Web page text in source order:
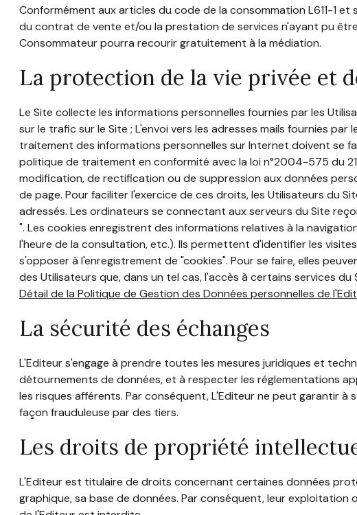
Conformément aux articles du code de la consommation L611-1
du contrat de vente et/ou la prestation de services n'ayant pu
Consommateur pourra recourir gratuitement à la médiation.
La protection de la vie privée et
Le Site collecte les informations personnelles fournies par les
sur le trafic sur le Site ; L'envoi vers les adresses mails fournies
traitement des informations personnelles sur Internet doivent se
politique de traitement en conformité avec la loi n°2004-575 du
modification, de rectification ou de suppression aux données
de page. Pour faciliter l'exercice de ces droits, les Utilisateurs du
adressés. Les ordinateurs se connectant aux serveurs du Site
". Les cookies enregistrent des informations relatives à la
l'heure de la consultation, etc.). Ils permettent d'identifier les
s'opposer à l'enregistrement de "cookies". Pour se faire, elles
des Utilisateurs que, dans un tel cas, l'accès à certains services
Détail de la Politique de Gestion des Données personnelles de
La sécurité des échanges
L'Editeur s'engage à prendre toutes les mesures juridiques et
détournements de données, et à respecter les réglementations
les risques afférents. Par conséquent, L'Editeur ne peut garantir
façon frauduleuse par des tiers.
Les droits de propriété
L'Editeur est titulaire de droits concernant certaines données
graphique, sa base de données. Par conséquent, leur